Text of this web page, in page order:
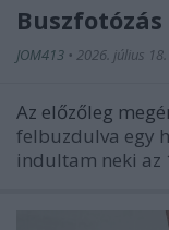
JOM413 • 2026. július 18.
Az előzőleg
felbuzdulva egy
indultam neki az